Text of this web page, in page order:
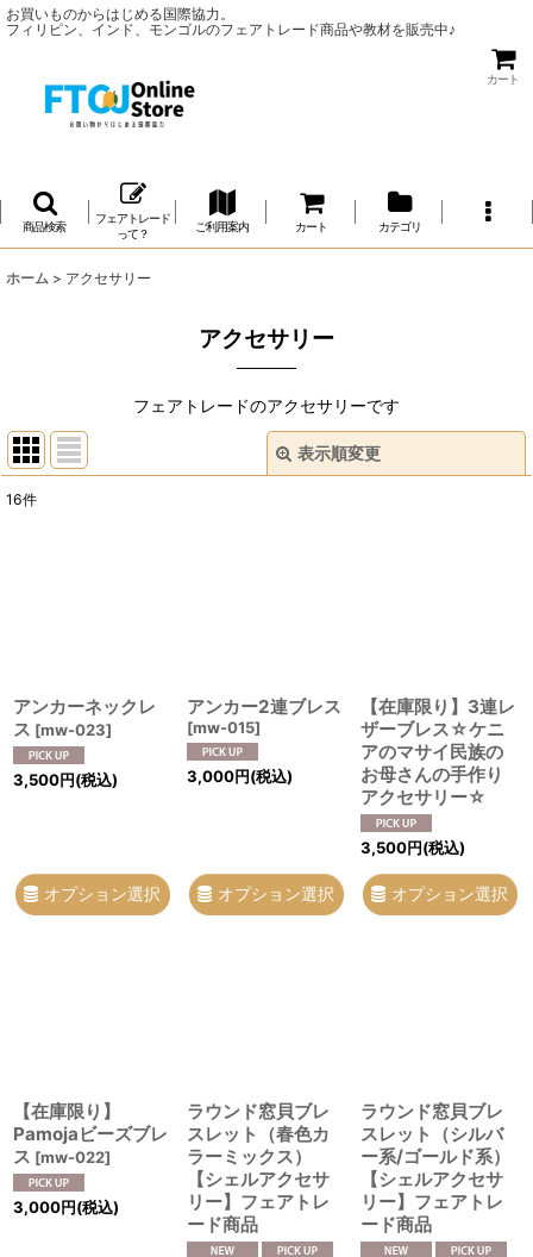
お買いものからはじめる国際協力。
フィリピン、インド、モンゴルのフェアトレード商品や教材を販売中♪
カート
商品検索
フェアトレード
って？
ご利用案内 カート カテゴリ
ホーム > アクセサリー
アクセサリー
フェアトレードのアクセサリーです
表示順変更
絞り込む
16件
アンカーネックレ
ス [mw-023]
3,500円(税込)
オプション選択
アンカー2連ブレス
[mw-015]
3,000円(税込)
オプション選択
【在庫限り】3連レ
ザーブレス☆ケニ
アのマサイ民族の
お母さんの手作り
アクセサリー☆
3,500円(税込)
オプション選択
【在庫限り】
Pamojaビーズブレ
ス [mw-022]
3,000円(税込)
ラウンド窓貝ブレ
スレット（春色カ
ラーミックス）
【シェルアクセサ
リー】フェアトレ
ード商品
ラウンド窓貝ブレ
スレット（シルバ
ー系/ゴールド系）
【シェルアクセサ
リー】フェアトレ
ード商品